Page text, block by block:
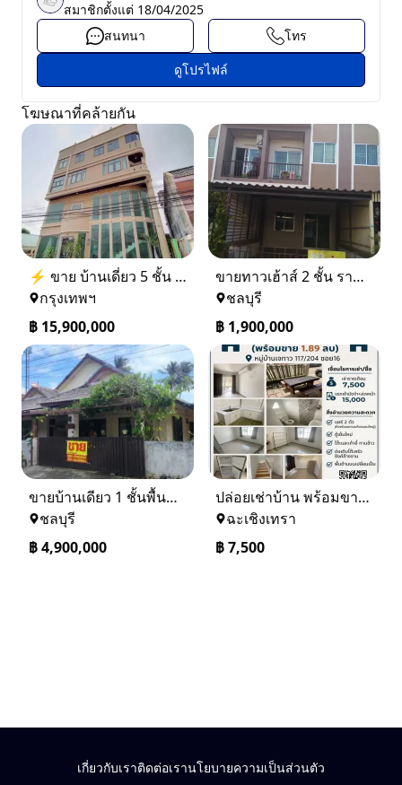
สมาชิกตั้งแต่ 18/04/2025
สนทนา
โทร
ดูโปรไฟล์
โฆษณาที่คล้ายกัน
⚡ ขาย บ้านเดี่ยว 5 ชั้น ซอย ประชาชื่น 14 ใกล้ BTS
กรุงเทพฯ
฿ 15,900,000
ขายทาวเฮ้าส์ 2 ชั้น ราคา 1.9 ล้านบาท ที่อยู่ ศรีราชา ชลบุรี
ชลบุรี
฿ 1,900,000
ขายบ้านเดียว 1 ชั้นพื้นที่ 102 ตรว บางละมุง ชลบุรี
ชลบุรี
฿4,900,000
ปล่อยเช่าบ้าน พร้อมขาย หมู่บ้านเจทาว ตำบลแสนภูดาษ
ฉะเชิงเทรา
฿7,500
เกี่ยวกับเราติดต่อเรานโยบายความเป็นส่วนตัว